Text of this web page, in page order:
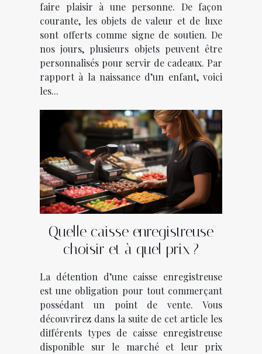
faire plaisir à une personne. De façon
courante, les objets de valeur et de luxe
sont offerts comme signe de soutien. De
nos jours, plusieurs objets peuvent être
personnalisés pour servir de cadeaux. Par
rapport à la naissance d’un enfant, voici
les...
Quelle caisse enregistreuse
choisir et à quel prix ?
La détention d’une caisse enregistreuse
est une obligation pour tout commerçant
possédant un point de vente. Vous
découvrirez dans la suite de cet article les
différents types de caisse enregistreuse
disponible sur le marché et leur prix